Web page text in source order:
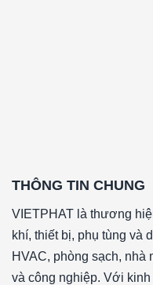
THÔNG TIN CHUNG
VIETPHAT là thương
khí, thiết bị, phụ tùng và
HVAC, phòng sạch,
và công nghiệp. Với